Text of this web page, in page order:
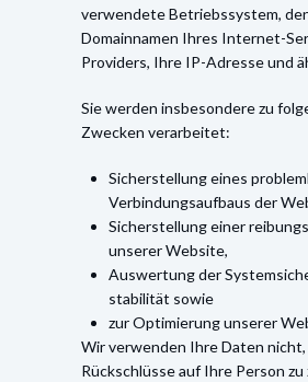
verwendete Betriebssystem,
Domainnamen Ihres Internet-
Providers, Ihre IP-Adresse und
Sie werden insbesondere zu
Zwecken verarbeitet:
Sicherstellung eines
Verbindungsaufbaus der
Sicherstellung einer
unserer Website,
Auswertung der
stabilität sowie
zur Optimierung unserer
Wir verwenden Ihre Daten nicht,
Rückschlüsse auf Ihre Person zu